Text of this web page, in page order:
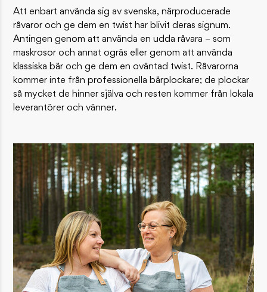
Att enbart använda sig av svenska, närproducerade
råvaror och ge dem en twist har blivit deras signum.
Antingen genom att använda en udda råvara – som
maskrosor och annat ogräs eller genom att använda
klassiska bär och ge dem en oväntad twist. Råvarorna
kommer inte från professionella bärplockare; de plockar
så mycket de hinner själva och resten kommer från lokala
leverantörer och vänner.